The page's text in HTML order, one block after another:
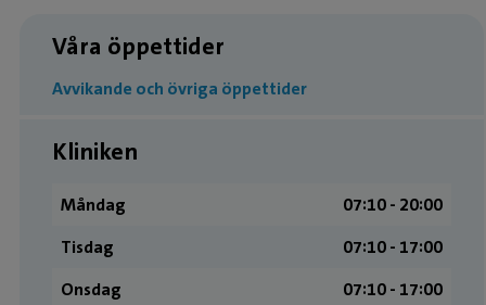
Våra öppettider
Avvikande och övriga öppettider
Kliniken
Måndag
07:10 ­- 20:00
Tisdag
07:10 ­- 17:00
Onsdag
07:10 ­- 17:00